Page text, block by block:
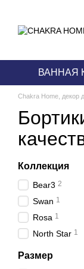
ВАННАЯ
Chakra Home, декор
Коллекция
Bear3 2
Swan 1
Rosa 1
North Star 1
Размер